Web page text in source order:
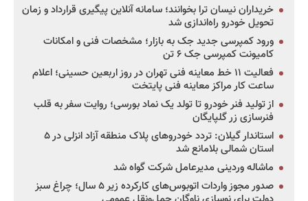
خریداران نیسان ترا بخوانند؛ سامانه آنلاین پیگیری قرارداد و زمان
تحویل خودرو راه‌اندازی شد
ورود کمپرسی جدید جک به بازار؛ مشخصات فنی و امکانات
کامیونت کمپرسی جک ۶ تن
فعالیت ۱۱ خط معاینه فنی تهران در روز اربعین حسینی؛ اعلام
ساعت کار مراکز معاینه فنی پایتخت
از تولید فنر خودرو تا تولد یک نماد بورسی؛ روایت سفر به قلب
فنرسازی زر گلپایگان
استاندار گیلان: تردد خودروهای پلاک منطقه آزاد انزلی در ۵
استان شمالی بلامانع شد
ماشاله وردینی مدیرعامل شرکت گواه شد
صدور مجوز واردات اتوبوس‌های کارکرده زیر ۵ سال؛ چراغ سبز